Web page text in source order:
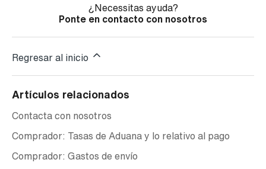
¿Necessitas ayuda?
Ponte en contacto con nosotros
Regresar al inicio
Artículos relacionados
Contacta con nosotros
Comprador: Tasas de Aduana y lo relativo al pago
Comprador: Gastos de envío